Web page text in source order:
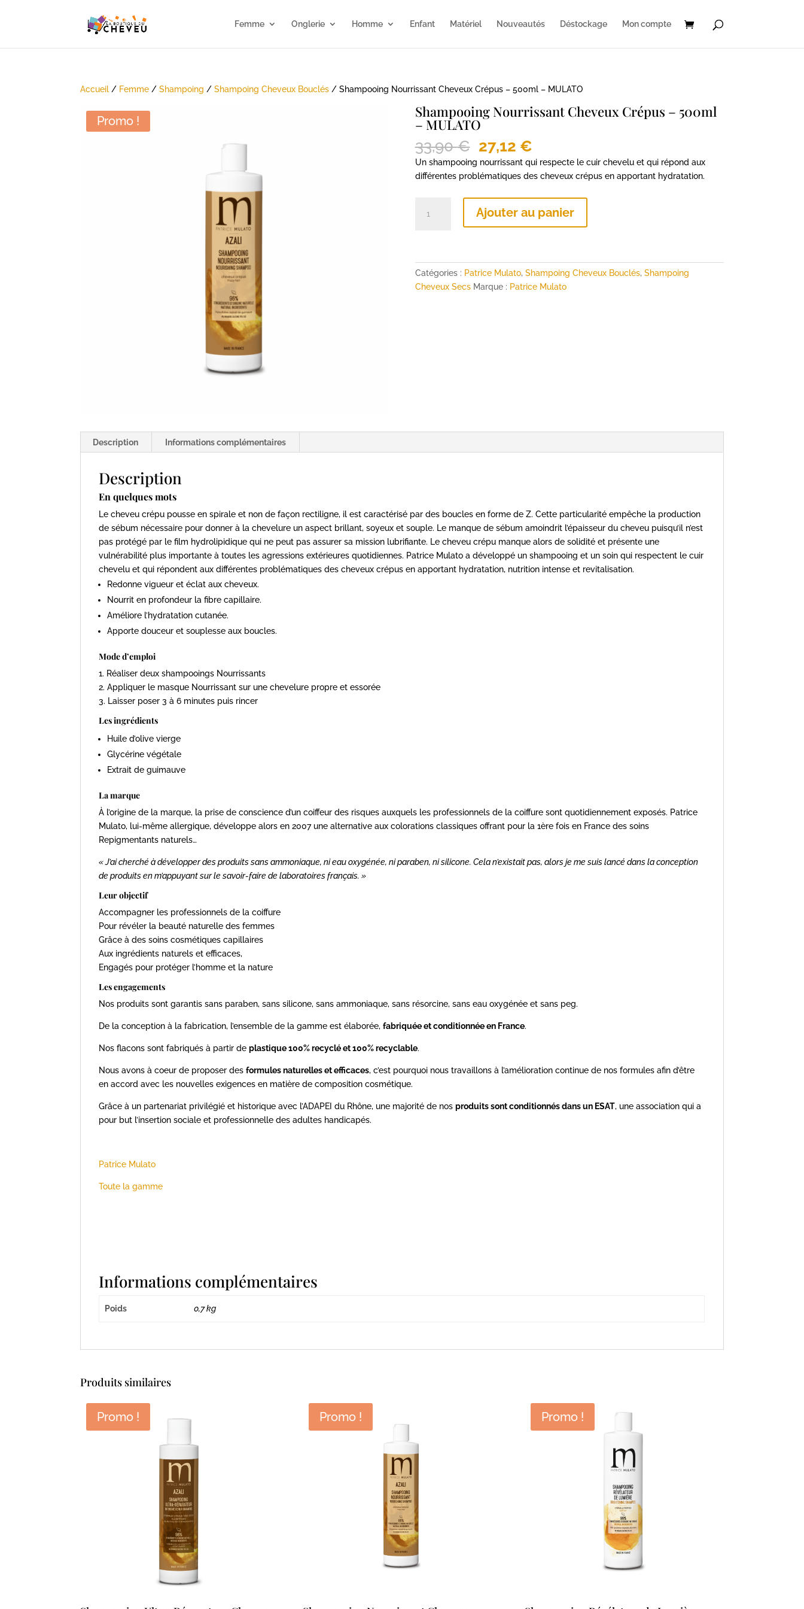
Femme Onglerie Homme Enfant Matériel Nouveautés Déstockage Mon compte
Accueil / Femme /Shampoing /Shampoing Cheveux Bouclés / Shampooing Nourrissant Cheveux Crépus – 500ml – MULATO
Promo !
Shampooing Nourrissant Cheveux Crépus – 500ml
– MULATO
33,90€ Le
prix
initial
était :
33,90 €.
27,12 €Le
prix
actuel
27,12 €.
Un shampooing nourrissant qui respecte le cuir chevelu et qui répond aux
différentes problématiques des cheveux crépus en apportant hydratation.
Crépus
-
Ajouter au panier
Catégories : Patrice Mulato, Shampoing Cheveux Bouclés, Shampoing
Cheveux Secs Marque : Patrice Mulato
Description Informations complémentaires
Description
En quelques mots
Le cheveu crépu pousse en spirale et non de façon rectiligne, il est caractérisé par des boucles en forme de Z. Cette particularité empêche la production
de sébum nécessaire pour donner à la chevelure un aspect brillant, soyeux et souple. Le manque de sébum amoindrit l’épaisseur du cheveu puisqu’il n’est
pas protégé par le film hydrolipidique qui ne peut pas assurer sa mission lubrifiante. Le cheveu crépu manque alors de solidité et présente une
vulnérabilité plus importante à toutes les agressions extérieures quotidiennes. Patrice Mulato a développé un shampooing et un soin qui respectent le cuir
chevelu et qui répondent aux différentes problématiques des cheveux crépus en apportant hydratation, nutrition intense et revitalisation.
Redonne vigueur et éclat aux cheveux.
Nourrit en profondeur la fibre capillaire.
Améliore l’hydratation cutanée.
Apporte douceur et souplesse aux boucles.
Mode d’emploi
1. Réaliser deux shampooings Nourrissants
2. Appliquer le masque Nourrissant sur une chevelure propre et essorée
3. Laisser poser 3 à 6 minutes puis rincer
Les ingrédients
Huile d’olive vierge
Glycérine végétale
Extrait de guimauve
La marque
À l’origine de la marque, la prise de conscience d’un coiffeur des risques auxquels les professionnels de la coiffure sont quotidiennement exposés. Patrice
Mulato, lui-même allergique, développe alors en 2007 une alternative aux colorations classiques offrant pour la 1ère fois en France des soins
Repigmentants naturels…
« J’ai cherché à développer des produits sans ammoniaque, ni eau oxygénée, ni paraben, ni silicone. Cela n’existait pas, alors je me suis lancé dans la conception
de produits en m’appuyant sur le savoir-faire de laboratoires français. »
Leur objectif
Accompagner les professionnels de la coiffure
Pour révéler la beauté naturelle des femmes
Grâce à des soins cosmétiques capillaires
Aux ingrédients naturels et efficaces,
Engagés pour protéger l’homme et la nature
Les engagements
Nos produits sont garantis sans paraben, sans silicone, sans ammoniaque, sans résorcine, sans eau oxygénée et sans peg.
De la conception à la fabrication, l’ensemble de la gamme est élaborée,fabriquée et conditionnée en France.
Nos flacons sont fabriqués à partir deplastique 100% recyclé et 100% recyclable.
Nous avons à coeur de proposer desformules naturelles et efficaces, c’est pourquoi nous travaillons à l’amélioration continue de nos formules afin d’être
en accord avec les nouvelles exigences en matière de composition cosmétique.
Grâce à un partenariat privilégié et historique avec l’ADAPEI du Rhône, une majorité de nosproduits sont conditionnés dans un ESAT, une association qui a
pour but l’insertion sociale et professionnelle des adultes handicapés.
Patrice Mulato
Toute la gamme
Informations complémentaires
Poids 0,7 kg
Produits similaires
Promo ! Promo ! Promo !